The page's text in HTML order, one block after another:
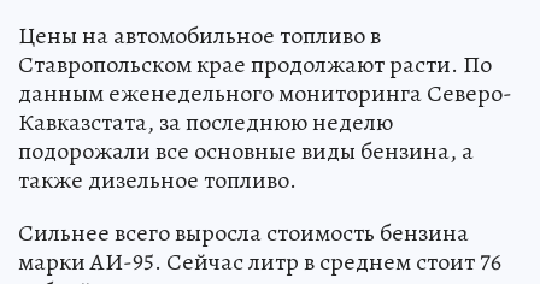
Цены на автомобильное топливо в
Ставропольском крае продолжают расти. По
данным еженедельного мониторинга Северо-
Кавказстата, за последнюю неделю
подорожали все основные виды бензина, а
также дизельное топливо.
Сильнее всего выросла стоимость бензина
марки АИ-95. Сейчас литр в среднем стоит 76